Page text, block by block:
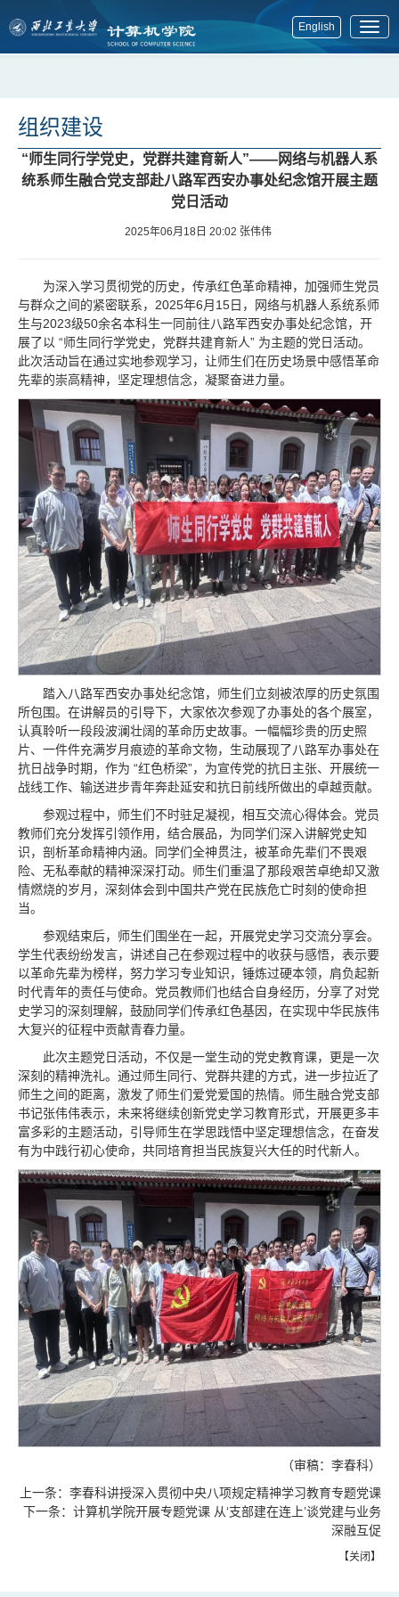
English
展
组织建设
“师生同行学党史，党群共建育新人”——网络与机器人系
统系师生融合党支部赴八路军西安办事处纪念馆开展主题
党日活动
2025年06月18日 20:02 张伟伟
为深入学习贯彻党的历史，传承红色革命精神，加强师生党员
与群众之间的紧密联系，2025年6月15日，网络与机器人系统系师
生与2023级50余名本科生一同前往八路军西安办事处纪念馆，开
展了以 “师生同行学党史，党群共建育新人” 为主题的党日活动。
此次活动旨在通过实地参观学习，让师生们在历史场景中感悟革命
先辈的崇高精神，坚定理想信念，凝聚奋进力量。
踏入八路军西安办事处纪念馆，师生们立刻被浓厚的历史氛围
所包围。在讲解员的引导下，大家依次参观了办事处的各个展室，
认真聆听一段段波澜壮阔的革命历史故事。一幅幅珍贵的历史照
片、一件件充满岁月痕迹的革命文物，生动展现了八路军办事处在
抗日战争时期，作为 “红色桥梁”，为宣传党的抗日主张、开展统一
战线工作、输送进步青年奔赴延安和抗日前线所做出的卓越贡献。
参观过程中，师生们不时驻足凝视，相互交流心得体会。党员
教师们充分发挥引领作用，结合展品，为同学们深入讲解党史知
识，剖析革命精神内涵。同学们全神贯注，被革命先辈们不畏艰
险、无私奉献的精神深深打动。师生们重温了那段艰苦卓绝却又激
情燃烧的岁月，深刻体会到中国共产党在民族危亡时刻的使命担
当。
参观结束后，师生们围坐在一起，开展党史学习交流分享会。
学生代表纷纷发言，讲述自己在参观过程中的收获与感悟，表示要
以革命先辈为榜样，努力学习专业知识，锤炼过硬本领，肩负起新
时代青年的责任与使命。党员教师们也结合自身经历，分享了对党
史学习的深刻理解，鼓励同学们传承红色基因，在实现中华民族伟
大复兴的征程中贡献青春力量。
此次主题党日活动，不仅是一堂生动的党史教育课，更是一次
深刻的精神洗礼。通过师生同行、党群共建的方式，进一步拉近了
师生之间的距离，激发了师生们爱党爱国的热情。师生融合党支部
书记张伟伟表示，未来将继续创新党史学习教育形式，开展更多丰
富多彩的主题活动，引导师生在学思践悟中坚定理想信念，在奋发
有为中践行初心使命，共同培育担当民族复兴大任的时代新人。
（审稿：李春科）
上一条： 李春科讲授深入贯彻中央八项规定精神学习教育专题党课
下一条： 计算机学院开展专题党课 从‘支部建在连上’谈党建与业务
深融互促
【关闭 】